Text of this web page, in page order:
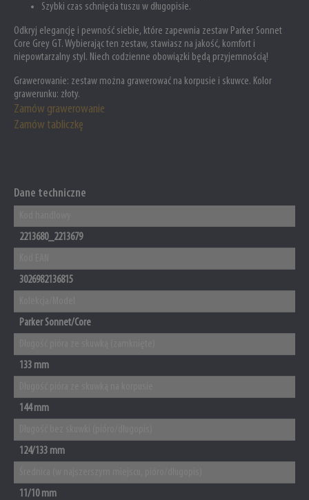
Szybki czas schnięcia tuszu w długopisie.
Odkryj elegancję i pewność siebie, które zapewnia zestaw Parker Sonnet
Core Grey GT. Wybierając ten zestaw, stawiasz na jakość, komfort i
niepowtarzalny styl. Niech codzienne obowiązki będą przyjemnością!
Grawerowanie: zestaw można grawerować na korpusie i skuwce. Kolor
grawerunku: złoty.
Zamów grawerowanie
Zamów tabliczkę
Dane techniczne
2213680_2213679
3026982136815
Parker Sonnet/Core
133 mm
144 mm
124/133 mm
11/10 mm